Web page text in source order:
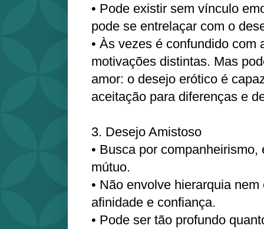
• Pode existir sem vínculo
pode se entrelaçar com o
• Às vezes é confundido com
motivações distintas. Mas
amor: o desejo erótico é
aceitação para diferenças e
3. Desejo Amistoso
• Busca por companheirismo,
mútuo.
• Não envolve hierarquia
afinidade e confiança.
• Pode ser tão profundo